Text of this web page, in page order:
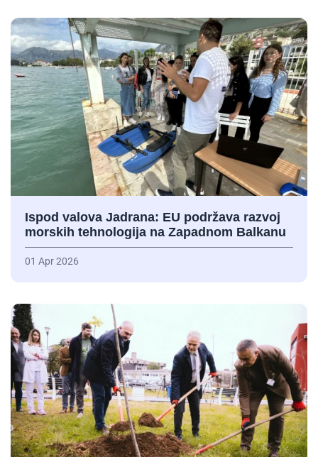
Ispod valova Jadrana: EU podržava razvoj
morskih tehnologija na Zapadnom Balkanu
01 Apr 2026